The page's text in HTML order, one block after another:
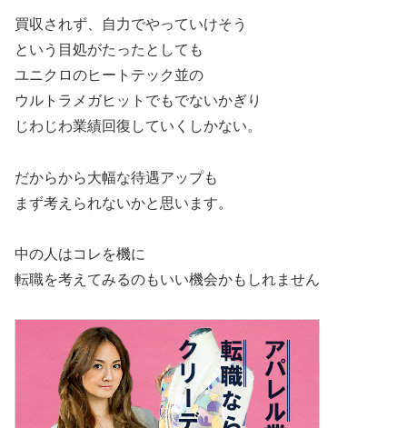
買収されず、自力でやっていけそう
という目処がたったとしても
ユニクロのヒートテック並の
ウルトラメガヒットでもでないかぎり
じわじわ業績回復していくしかない。
だからから大幅な待遇アップも
まず考えられないかと思います。
中の人はコレを機に
転職を考えてみるのもいい機会かもしれません